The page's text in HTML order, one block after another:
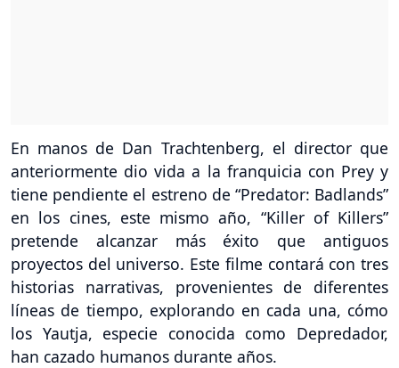
En manos de Dan Trachtenberg, el director que
anteriormente dio vida a la franquicia con Prey y
tiene pendiente el estreno de “Predator: Badlands”
en los cines, este mismo año, “Killer of Killers”
pretende alcanzar más éxito que antiguos
proyectos del universo. Este filme contará con tres
historias narrativas, provenientes de diferentes
líneas de tiempo, explorando en cada una, cómo
los Yautja, especie conocida como Depredador,
han cazado humanos durante años.